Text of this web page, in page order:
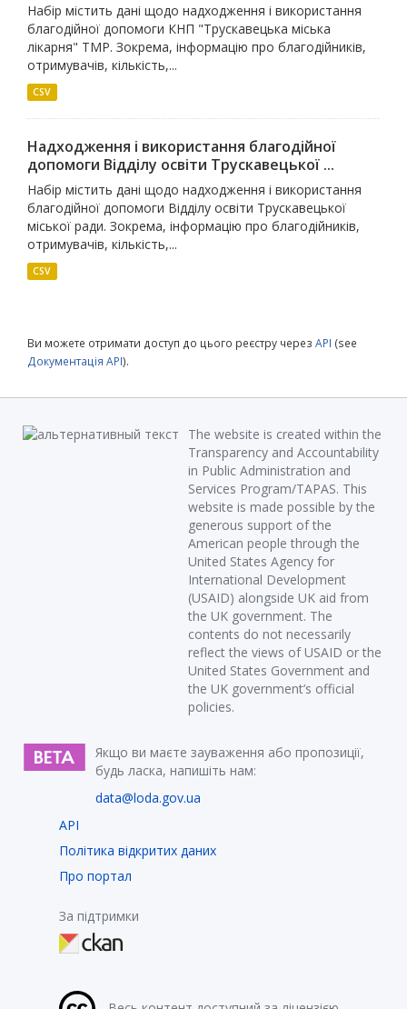
Набір містить дані щодо надходження і використання
благодійної допомоги КНП "Трускавецька міська
лікарня" ТМР. Зокрема, інформацію про благодійників,
отримувачів, кількість,...
CSV
Надходження і використання благодійної
допомоги Відділу освіти Трускавецької ...
Набір містить дані щодо надходження і використання
благодійної допомоги Відділу освіти Трускавецької
міської ради. Зокрема, інформацію про благодійників,
отримувачів, кількість,...
CSV
Ви можете отримати доступ до цього реєстру через API (see
Документація API).
The website is created within the
Transparency and Accountability
in Public Administration and
Services Program/TAPAS. This
website is made possible by the
generous support of the
American people through the
United States Agency for
International Development
(USAID) alongside UK aid from
the UK government. The
contents do not necessarily
reflect the views of USAID or the
United States Government and
the UK government’s official
policies.
Якщо ви маєте зауваження або пропозиції,
будь ласка, напишіть нам:
data@loda.gov.ua
API
Політика відкритих даних
Про портал
За підтримки